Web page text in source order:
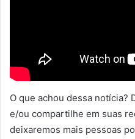
O que achou dessa notícia?
e/ou compartilhe em suas
deixaremos mais pessoas